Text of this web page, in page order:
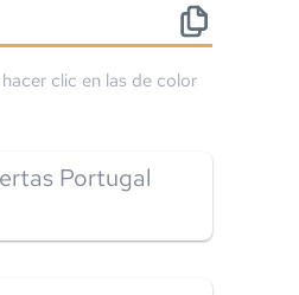
clic en las de color
Portugal